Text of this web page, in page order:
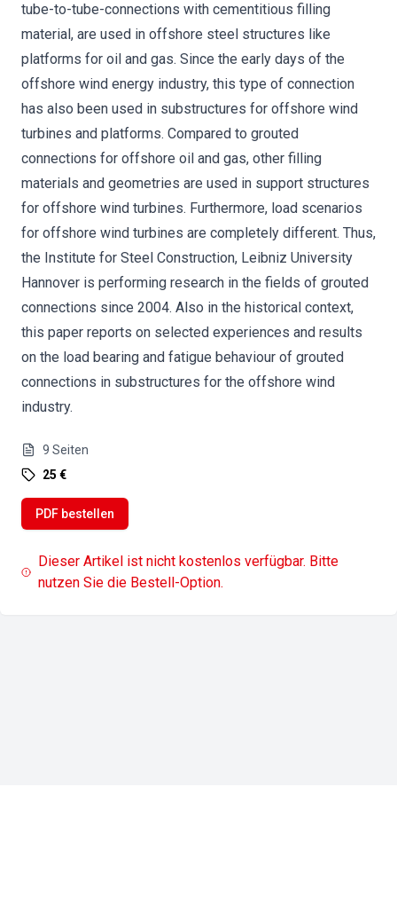
tube-to-tube-connections with cementitious filling
material, are used in offshore steel structures like
platforms for oil and gas. Since the early days of the
offshore wind energy industry, this type of connection
has also been used in substructures for offshore wind
turbines and platforms. Compared to grouted
connections for offshore oil and gas, other filling
materials and geometries are used in support structures
for offshore wind turbines. Furthermore, load scenarios
for offshore wind turbines are completely different. Thus,
the Institute for Steel Construction, Leibniz University
Hannover is performing research in the fields of grouted
connections since 2004. Also in the historical context,
this paper reports on selected experiences and results
on the load bearing and fatigue behaviour of grouted
connections in substructures for the offshore wind
industry.
9 Seiten
25 €
PDF bestellen
Dieser Artikel ist nicht kostenlos verfügbar. Bitte
nutzen Sie die Bestell-Option.